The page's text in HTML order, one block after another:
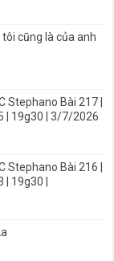
cũng là của anh
Stephano Bài 217 |
| 19g30 | 3/7/2026
Stephano Bài 216 |
19g30 |